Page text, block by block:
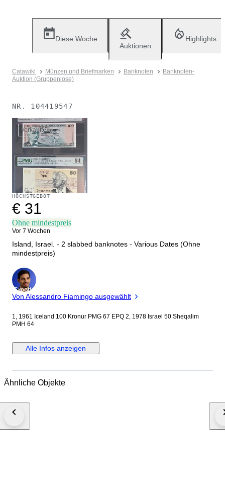
Diese Woche
Auktionen
Highlights
Catawiki Münzen und Briefmarken Banknoten
Banknoten-
Auktion (Gruppenlose)
NR. 104419547
Verkauft
HÖCHSTGEBOT
€ 31
Ohne mindestpreis
Vor 7 Wochen
Island, Israel. - 2 slabbed banknotes - Various Dates (Ohne
mindestpreis)
Experte
Von Alessandro Fiamingo ausgewählt
1, 1961 Iceland 100 Kronur PMG 67 EPQ 2, 1978 Israel 50 Sheqalim
PMH 64
Alle Infos anzeigen
Ähnliche Objekte